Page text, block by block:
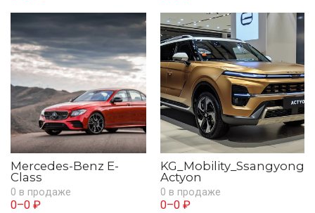
Mercedes-Benz E-
Class
0 в продаже
0–0 ₽
KG_Mobility_Ssangyong
Actyon
0 в продаже
0–0 ₽